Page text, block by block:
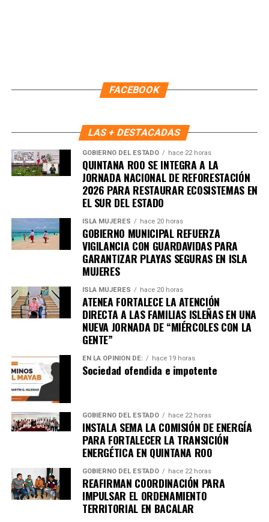
FACEBOOK
LAS + DESTACADAS
GOBIERNO DEL ESTADO hace 22 horas
QUINTANA ROO SE INTEGRA A LA
JORNADA NACIONAL DE REFORESTACIÓN
2026 PARA RESTAURAR ECOSISTEMAS EN
EL SUR DEL ESTADO
ISLA MUJERES hace 20 horas
GOBIERNO MUNICIPAL REFUERZA
VIGILANCIA CON GUARDAVIDAS PARA
GARANTIZAR PLAYAS SEGURAS EN ISLA
MUJERES
ISLA MUJERES hace 20 horas
ATENEA FORTALECE LA ATENCIÓN
DIRECTA A LAS FAMILIAS ISLEÑAS EN UNA
NUEVA JORNADA DE “MIÉRCOLES CON LA
GENTE”
EN LA OPINIÓN DE: hace 19 horas
Sociedad ofendida e impotente
GOBIERNO DEL ESTADO hace 22 horas
INSTALA SEMA LA COMISIÓN DE ENERGÍA
PARA FORTALECER LA TRANSICIÓN
ENERGÉTICA EN QUINTANA ROO
GOBIERNO DEL ESTADO hace 22 horas
REAFIRMAN COORDINACIÓN PARA
IMPULSAR EL ORDENAMIENTO
TERRITORIAL EN BACALAR